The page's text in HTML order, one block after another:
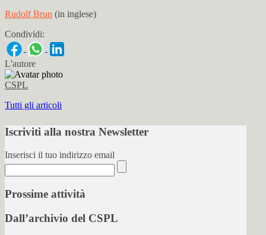
Rudolf Brun (in inglese)
Condividi:
L'autore
CSPL
Tutti gli articoli
Iscriviti alla nostra Newsletter
Inserisci il tuo indirizzo email
Prossime attività
Dall’archivio del CSPL